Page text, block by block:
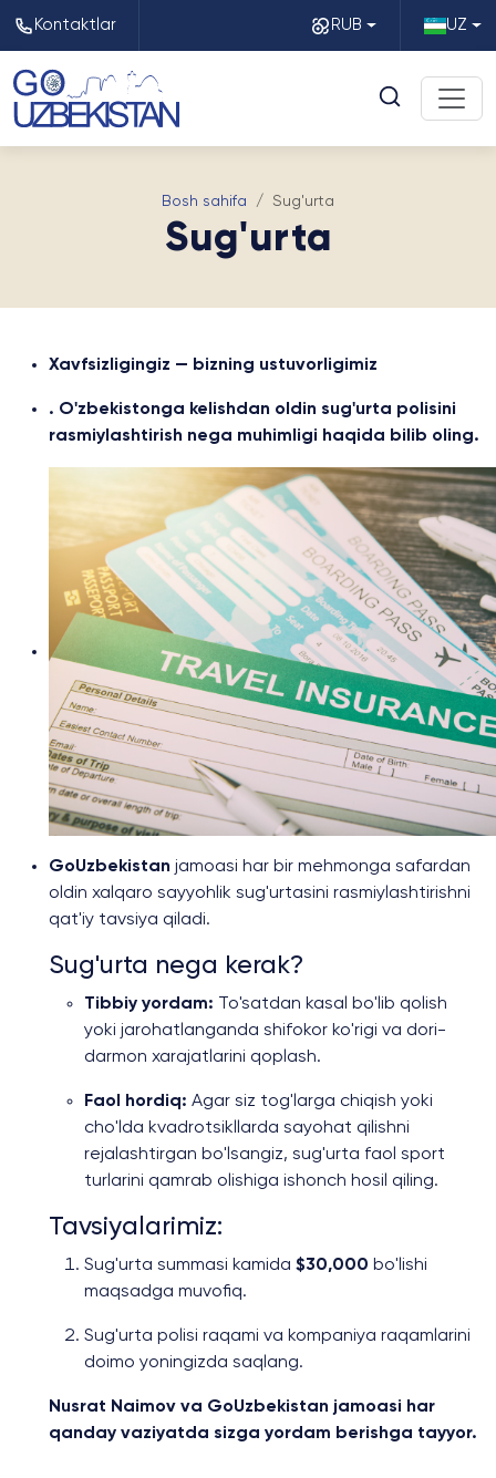
Kontaktlar RUB UZ
Bosh sahifa Sug'urta
Sug'urta
Xavfsizligingiz — bizning ustuvorligimiz
. O'zbekistonga kelishdan oldin sug'urta polisini
rasmiylashtirish nega muhimligi haqida bilib oling.
GoUzbekistan jamoasi har bir mehmonga safardan
oldin xalqaro sayyohlik sug'urtasini rasmiylashtirishni
qat'iy tavsiya qiladi.
Sug'urta nega kerak?
Tibbiy yordam: To'satdan kasal bo'lib qolish
yoki jarohatlanganda shifokor ko'rigi va dori-
darmon xarajatlarini qoplash.
Faol hordiq: Agar siz tog'larga chiqish yoki
cho'lda kvadrotsikllarda sayohat qilishni
rejalashtirgan bo'lsangiz, sug'urta faol sport
turlarini qamrab olishiga ishonch hosil qiling.
Tavsiyalarimiz:
Sug'urta summasi kamida $30,000 bo'lishi
maqsadga muvofiq.
Sug'urta polisi raqami va kompaniya raqamlarini
doimo yoningizda saqlang.
Nusrat Naimov va GoUzbekistan jamoasi har
qanday vaziyatda sizga yordam berishga tayyor.